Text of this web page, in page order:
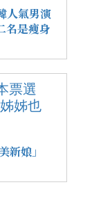
人氣男演
名是瘦身
新娘」